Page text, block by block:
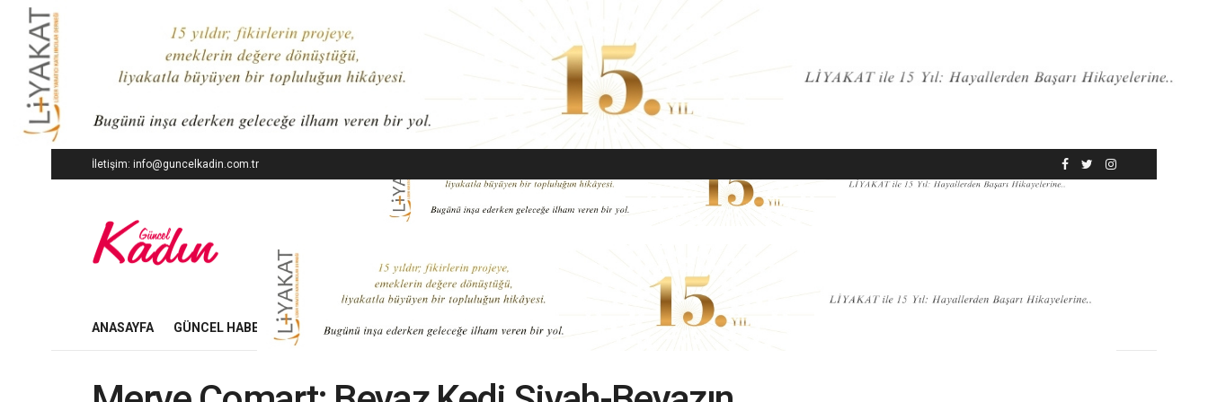
İletişim: info@guncelkadin.com.tr
ANASAYFA GÜNCEL HABERLER İŞ DÜNYASI EKONOMI MODA GÜZELLIK YAŞAM SANAT